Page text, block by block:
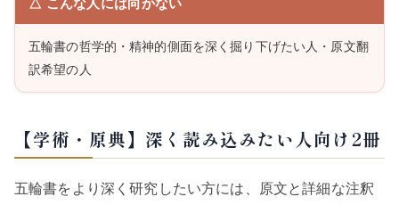
△ こんな人には向かない
五輪書の哲学的・精神的側面を深く掘り下げたい人・原文翻
訳希望の人
【学術・原典】深く読み込みたい人向け2冊
五輪書をより深く研究したい方には、原文と詳細な注釈